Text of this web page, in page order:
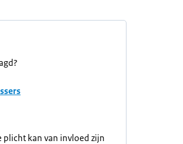
plicht kan van invloed zijn